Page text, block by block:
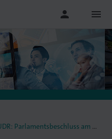
person menu
Parlamentsbeschluss am 13. November macht Verschiebung noch möglich